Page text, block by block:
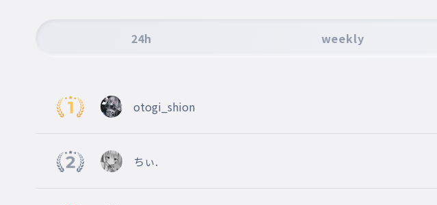
24h weekly
otogi_shion
ちぃ.